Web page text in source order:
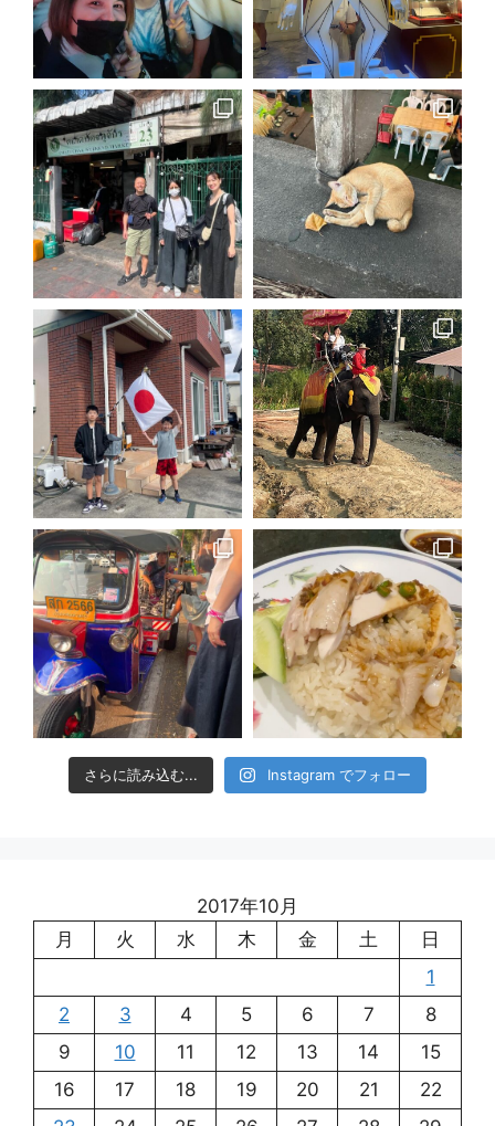
さらに読み込む... Instagram でフォロー
2017年10月
月
火 水 木 金 土
日
1
2
3 4 5 6 7
8
9
10 11 12 13 14
15
16
17 18 19 20 21
22